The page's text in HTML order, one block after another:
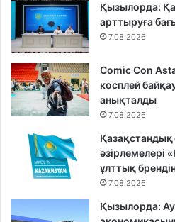
Қызылорда:
арттыруға
7.08.2026
Comic Con
косплей
анықталды
7.08.2026
әзірлемелері
ұлттық
7.08.2026
Қызылорда: